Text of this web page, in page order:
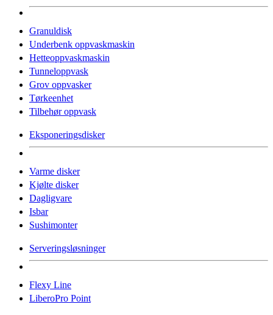
Granuldisk
Underbenk oppvaskmaskin
Hetteoppvaskmaskin
Tunneloppvask
Grov oppvasker
Tørkeenhet
Tilbehør oppvask
Eksponeringsdisker
Varme disker
Kjølte disker
Dagligvare
Isbar
Sushimonter
Serveringsløsninger
Flexy Line
LiberoPro Point